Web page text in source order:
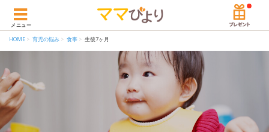
メニュー
HOME 育児の悩み 食事 生後7ヶ月